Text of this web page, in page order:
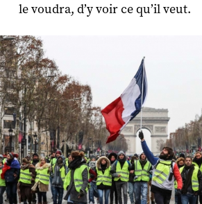
le voudra, d’y voir ce qu’il veut.